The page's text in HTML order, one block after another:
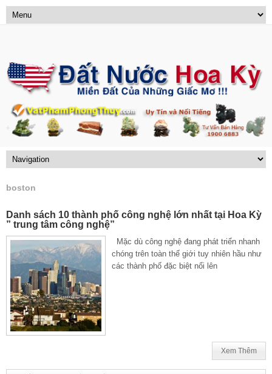
boston
Danh sách 10 thành phố công nghệ lớn nhất tại Hoa Kỳ
” trung tâm công nghệ”
Mặc dù công nghệ đang phát triển nhanh
chóng trên toàn thế giới tuy nhiên hầu như
các thành phố đặc biệt nổi lên
Xem Thêm